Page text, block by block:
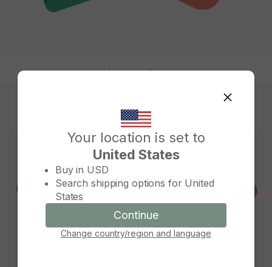
Your location is set to
United States
Buy in USD
Search shipping options for United
States
Continue
Change country/region and language
Change country/region
Continue
Cancel
Le jour se lève